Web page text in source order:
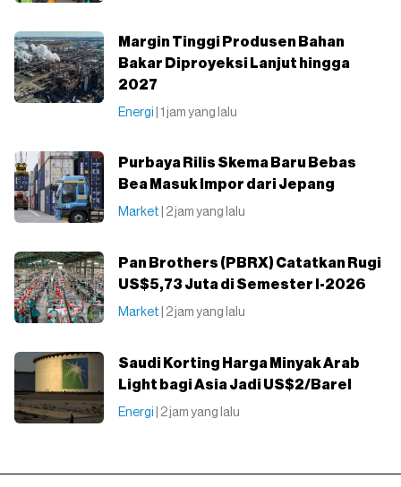
Margin Tinggi Produsen Bahan
Bakar Diproyeksi Lanjut hingga
2027
Energi | 1 jam yang lalu
Purbaya Rilis Skema Baru Bebas
Bea Masuk Impor dari Jepang
Market | 2 jam yang lalu
Pan Brothers (PBRX) Catatkan Rugi
US$5,73 Juta di Semester I-2026
Market | 2 jam yang lalu
Saudi Korting Harga Minyak Arab
Light bagi Asia Jadi US$2/Barel
Energi | 2 jam yang lalu